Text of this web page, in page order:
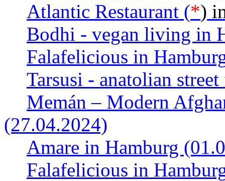
Atlantic Restaurant (*)
Bodhi - vegan living in
Falafelicious in
Tarsusi - anatolian
Memán – Modern
(27.04.2024)
Amare in Hamburg
Falafelicious in